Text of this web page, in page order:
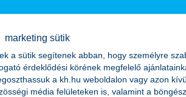
marketing sütik
a sütik segítenek abban, hogy személyre
érdeklődési körének megfelelő
a kh.hu weboldalon vagy azon
média felületeken is, valamint a